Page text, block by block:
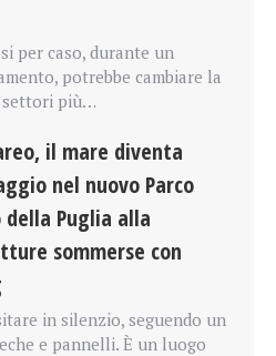
per caso, durante un
potrebbe cambiare la
settori più…
il mare diventa
nel nuovo Parco
della Puglia alla
sommerse con
in silenzio, seguendo un
e pannelli. È un luogo